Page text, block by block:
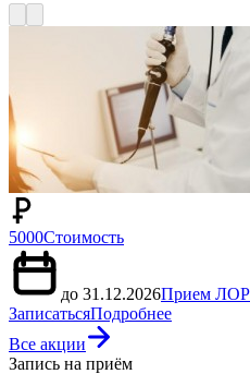
5000Стоимость
до 31.12.2026Прием
ЗаписатьсяПодробнее
Все акции
Запись на приём